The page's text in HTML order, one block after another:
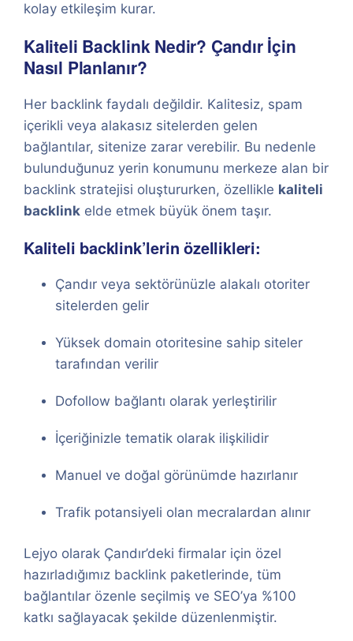
kolay etkileşim kurar.
Kaliteli Backlink Nedir? Çandır İçin
Nasıl Planlanır?
Her backlink faydalı değildir. Kalitesiz, spam
içerikli veya alakasız sitelerden gelen
bağlantılar, sitenize zarar verebilir. Bu nedenle
bulunduğunuz yerin konumunu merkeze alan bir
backlink stratejisi oluştururken, özellikle kaliteli
backlink elde etmek büyük önem taşır.
Kaliteli backlink’lerin özellikleri:
Çandır veya sektörünüzle alakalı otoriter
sitelerden gelir
Yüksek domain otoritesine sahip siteler
tarafından verilir
Dofollow bağlantı olarak yerleştirilir
İçeriğinizle tematik olarak ilişkilidir
Manuel ve doğal görünümde hazırlanır
Trafik potansiyeli olan mecralardan alınır
Lejyo olarak Çandır’deki firmalar için özel
hazırladığımız backlink paketlerinde, tüm
bağlantılar özenle seçilmiş ve SEO’ya %100
katkı sağlayacak şekilde düzenlenmiştir.